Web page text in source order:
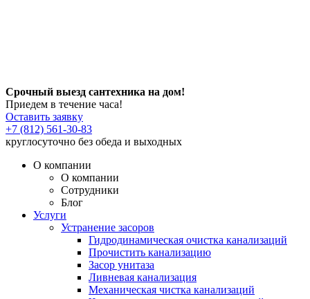
Срочный выезд сантехника на дом!
Приедем в течение часа!
Оставить заявку
+7 (812) 561-30-83
круглосуточно без обеда и выходных
О компании
О компании
Сотрудники
Блог
Услуги
Устранение засоров
Гидродинамическая очистка канализаций
Прочистить канализацию
Засор унитаза
Ливневая канализация
Механическая чистка канализаций